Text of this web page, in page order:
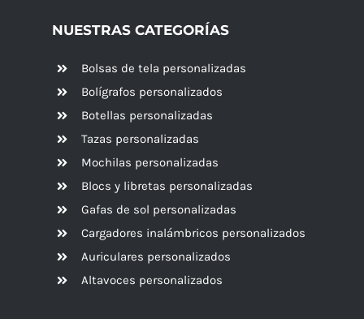
NUESTRAS CATEGORÍAS
Bolsas de tela personalizadas
Bolígrafos personalizados
Botellas personalizadas
Tazas personalizadas
Mochilas personalizadas
Blocs y libretas personalizadas
Gafas de sol personalizadas
Cargadores inalámbricos personalizados
Auriculares personalizados
Altavoces personalizados